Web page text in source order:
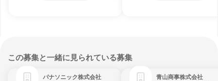
この募集と一緒に見られている募集
パナソニック株式会社 青山商事株式会社